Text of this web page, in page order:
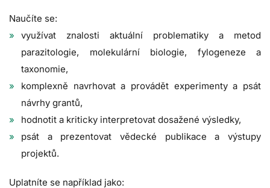
Naučíte se:
využívat znalosti aktuální problematiky a metod
parazitologie, molekulární biologie, fylogeneze a
taxonomie,
komplexně navrhovat a provádět experimenty a psát
návrhy grantů,
hodnotit a kriticky interpretovat dosažené výsledky,
psát a prezentovat vědecké publikace a výstupy
projektů.
Uplatníte se například jako: